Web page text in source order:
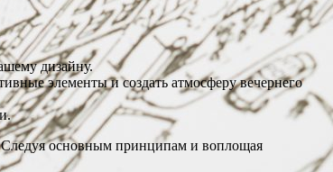
дизайну.
элементы и создать атмосферу вечернего
Следуя основным принципам и воплощая